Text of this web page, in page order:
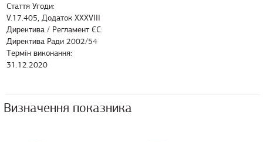
Стаття Угоди:
V.17.405, Додаток XXXVIII
Директива / Регламент ЄС:
Директива Ради 2002/54
Термін виконання:
31.12.2020
Визначення показника